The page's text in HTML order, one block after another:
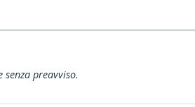
preavviso.